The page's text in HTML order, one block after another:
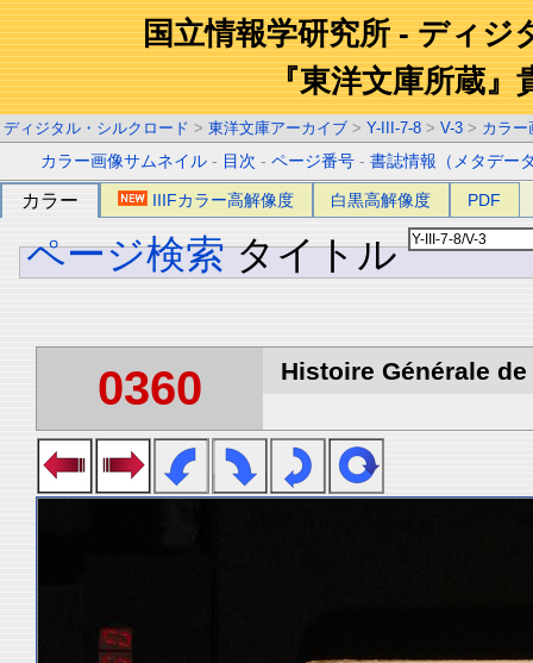
国立情報学研究所 - ディジ
『東洋文庫所蔵』
ディジタル・シルクロード > 東洋文庫アーカイブ > Y-III-7-8 > V-3 > カラー
カラー画像サムネイル - 目次 -ページ番号 -書誌情報（メタデー
カラー IIIFカラー高解像度 白黒高解像度 PDF
ページ検索 タイトル
0360 Histoire Générale